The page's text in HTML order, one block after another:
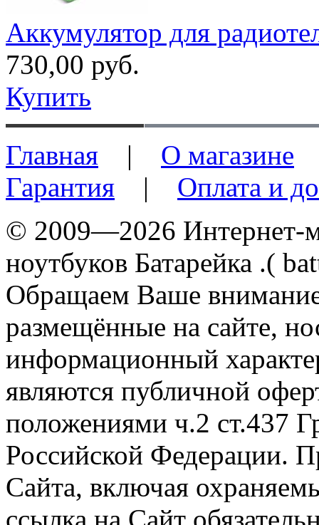
Аккумулятор для
730,00 руб.
Купить
Главная | О магазине
Гарантия | Оплата и
© 2009—2026 Интернет-
ноутбуков Батарейка .(
Обращаем Ваше
размещённые на сайте,
информационный
являются публичной
положениями ч.2 ст.437
Российской Федерации.
Сайта, включая
ссылка на Сайт